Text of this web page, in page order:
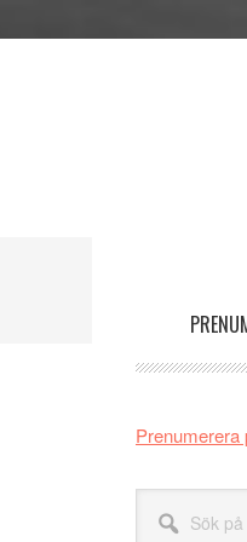
Prenumerera